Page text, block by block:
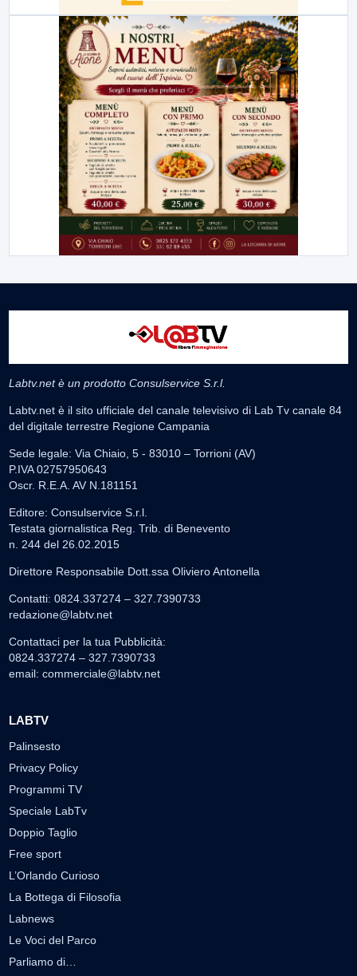
Labtv.net è un prodotto Consulservice S.r.l.
Labtv.net è il sito ufficiale del canale televisivo di Lab Tv canale 84
del digitale terrestre Regione Campania
Sede legale: Via Chiaio, 5 - 83010 – Torrioni (AV)
P.IVA 02757950643
Oscr. R.E.A. AV N.181151
Editore: Consulservice S.r.l.
Testata giornalistica Reg. Trib. di Benevento
n. 244 del 26.02.2015
Direttore Responsabile Dott.ssa Oliviero Antonella
Contatti: 0824.337274 – 327.7390733
redazione@labtv.net
Contattaci per la tua Pubblicità:
0824.337274 – 327.7390733
email: commerciale@labtv.net
LABTV
Palinsesto
Privacy Policy
Programmi TV
Speciale LabTv
Doppio Taglio
Free sport
L’Orlando Curioso
La Bottega di Filosofia
Labnews
Le Voci del Parco
Parliamo di…